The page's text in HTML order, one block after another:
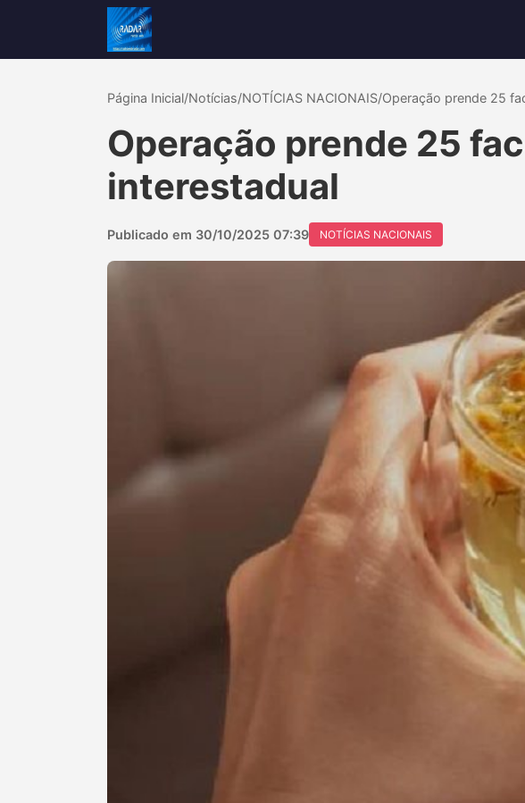
Página Inicial/Notícias/NOTÍCIAS NACIONAIS/Operação prende 25
Operação prende 25
interestadual
Publicado em 30/10/2025 07:39 NOTÍCIAS NACIONAIS